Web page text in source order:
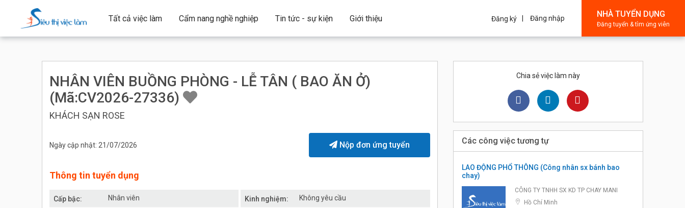
Tất cả việc làm Cẩm nang nghề nghiệp Tin tức - sự kiện Giới thiệu Đăng ký Đăng nhập NHÀ TUYỂN DỤNG
Đăng tuyển & tìm ứng viên
NHÂN VIÊN BUỒNG PHÒNG - LỄ TÂN ( BAO ĂN Ở)
(Mã:CV2026-27336)
KHÁCH SẠN ROSE
Ngày cập nhật: 21/07/2026 Nộp đơn ứng tuyển
Thông tin tuyển dụng
Cấp bậc: Nhân viên Kinh nghiệm: Không yêu cầu
Chia sẻ việc làm này
Các công việc tương tự
LAO ĐỘNG PHỔ THÔNG (Công nhân sx bánh bao
chay)
CÔNG TY TNHH SX KD TP CHAY MANI
Hồ Chí Minh